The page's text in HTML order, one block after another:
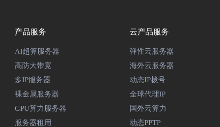
产品服务
AI超算服务器
高防大带宽
多IP服务器
裸金属服务器
GPU算力服务器
服务器租用
云产品服务
弹性云服务器
海外云服务器
动态IP拨号
全球代理IP
国外云算力
动态PPTP